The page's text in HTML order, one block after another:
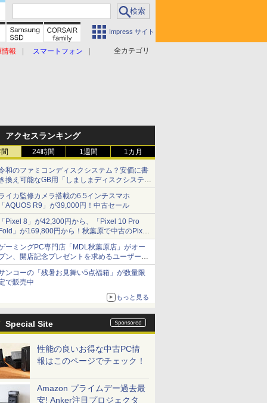
Impress サイト
全カテゴリ
情報 スマートフォン
アクセスランキング
24時間 1週間 1カ月
和のファミコンディスクシステム？安価に書
換え可能なGB用「しましまディスクシステ
」
イカ監修カメラ搭載の6.5インチスマホ
AQUOS R9」が39,000円！中古セール
Pixel 8」が42,300円から、「Pixel 10 Pro
」が169,800円から！秋葉原で中古のPixel
リーズがお買い得
ーミングPC専門店「MDL秋葉原店」がオー
ン、開店記念プレゼントを求めるユーザーが
し寄せ長蛇の列に
ンコーの「残暑お見舞い5点福箱」が数量限
で販売中
もっと見る
Special Site
性能の良いお得な中古PC情
報はこのページでチェック！
Amazon プライムデー過去最
安! Anker注目プロジェクタ